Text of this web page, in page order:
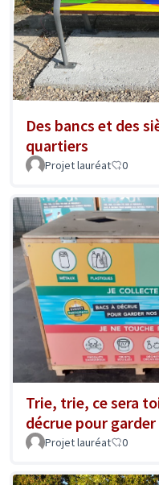
Des bancs et des
quartiers
Projet lauréat 0
Trie, trie, ce sera
décrue pour
Projet lauréat 0